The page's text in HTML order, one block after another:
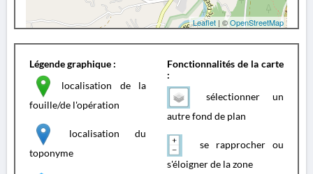
Leaflet | ©OpenStreetMap
Légende graphique :
localisation de la
fouille/de l'opération
localisation du
toponyme
Fonctionnalités de la carte
:
sélectionner un
autre fond de plan
se rapprocher ou
s'éloigner de la zone